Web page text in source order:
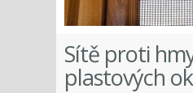
Sítě proti
plastových